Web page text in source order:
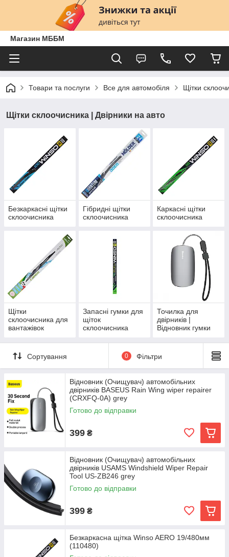
Магазин МББМ
Товари та послуги Все для автомобіля Щітки
Щітки склоочисника | Двірники на авто
Безкаркасні щітки
склоочисника
Гібридні щітки
склоочисника
Каркасні щітки
склоочисника
Щітки
склоочисника для
вантажівок
Запасні гумки для
щіток
склоочисника
Точилка для
двірників |
Відновник гумки
Сортування 0 Фільтри
Відновник (Очищувач) автомобільних
двірників BASEUS Rain Wing wiper repairer
(CRXFQ-0A) grey
Готово до відправки
399 ₴
Відновник (Очищувач) автомобільних
двірників USAMS Windshield Wiper Repair
Tool US-ZB246 grey
Готово до відправки
399 ₴
Безкаркасна щітка Winso AERO 19/480мм
(110480)